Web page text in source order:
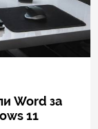
Word за
11